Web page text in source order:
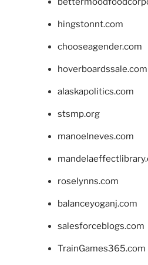
hingstonnt.com
chooseagender.com
hoverboardssale.com
alaskapolitics.com
stsmp.org
manoelneves.com
roselynns.com
balanceyoganj.com
salesforceblogs.com
TrainGames365.com